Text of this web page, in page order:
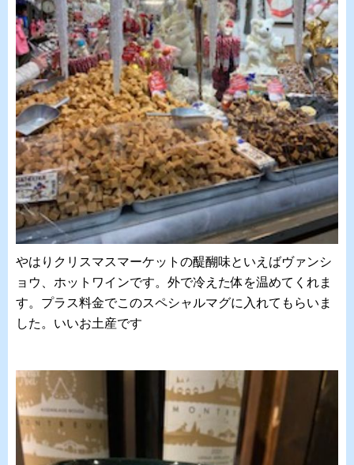
やはりクリスマスマーケットの醍醐味といえばヴァンシ
ョウ、ホットワインです。外で冷えた体を温めてくれま
す。プラス料金でこのスペシャルマグに入れてもらいま
した。いいお土産です